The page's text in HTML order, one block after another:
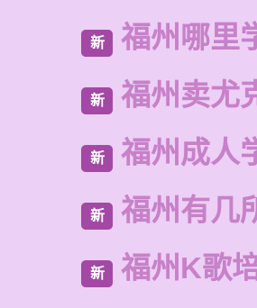
新 福州哪里
新 福州卖尤
新 福州成人
新 福州有几
新 福州K歌